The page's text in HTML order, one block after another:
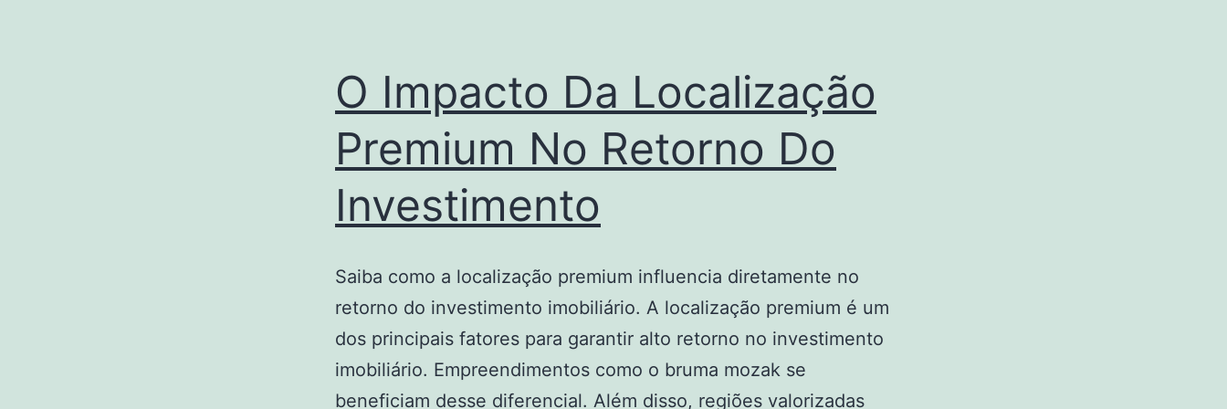
O Impacto Da Localização
Premium No Retorno Do
Investimento
Saiba como a localização premium influencia diretamente no
retorno do investimento imobiliário. A localização premium é um
dos principais fatores para garantir alto retorno no investimento
imobiliário. Empreendimentos como o bruma mozak se
beneficiam desse diferencial. Além disso, regiões valorizadas